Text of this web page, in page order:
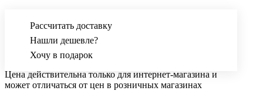
Рассчитать доставку
Нашли дешевле?
Хочу в подарок
Цена действительна только для интернет-магазина и
может отличаться от цен в розничных магазинах